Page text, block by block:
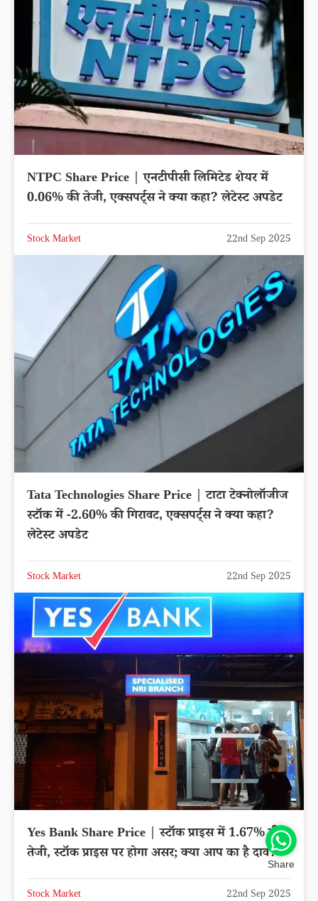
NTPC Share Price | एनटीपीसी लिमिटेड शेयर में
0.06% की तेजी, एक्सपर्ट्स ने क्या कहा? लेटेस्ट अपडेट
Stock Market 22nd Sep 2025
Tata Technologies Share Price | टाटा टेक्नोलॉजीज
स्टॉक में -2.60% की गिरावट, एक्सपर्ट्स ने क्या कहा?
लेटेस्ट अपडेट
Stock Market 22nd Sep 2025
Yes Bank Share Price | स्टॉक प्राइस में 1.67% की
तेजी, स्टॉक प्राइस पर होगा असर; क्या आप का है दाव?
Stock Market 22nd Sep 2025
Share